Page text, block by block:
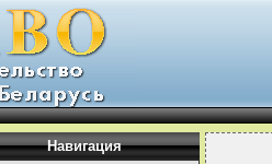
Навигация